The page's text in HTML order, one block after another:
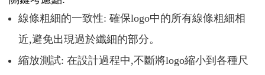
線條粗細的一致性: 確保logo中的所有線條粗細相
近,避免出現過於纖細的部分。
縮放測試: 在設計過程中,不斷將logo縮小到各種尺